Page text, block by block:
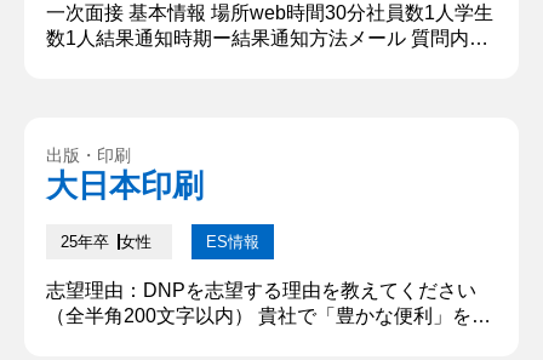
一次面接 基本情報 場所web時間30分社員数1人学生
数1人結果通知時期ー結果通知方法メール 質問内
としてはフィットネスジムのインストラクターを4
年間しておりました。また、それ以外の活動です
出版・印刷
大日本印刷
25年卒 女性 ES情報
志望理由：DNPを志望する理由を教えてください
（全半角200文字以内） 貴社で「豊かな便利」を生